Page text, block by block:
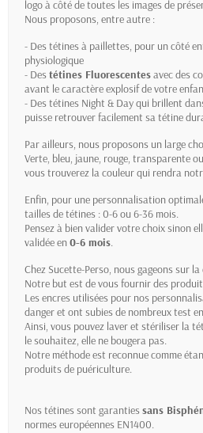
logo à côté de toutes les images de
Nous proposons, entre autre :
- Des tétines à paillettes, pour un côté
physiologique
- Destétines Fluorescentesavec des
avant le caractère explosif de votre
- Des tétines Night & Day qui brillent
puisse retrouver facilement sa tétine
Par ailleurs, nous proposons un large
Verte, bleu, jaune, rouge, transparente
vous trouverez la couleur qui rendra
Enfin, pour une personnalisation
tailles de tétines : 0-6 ou 6-36 mois.
Pensez à bien valider votre choix sinon
validée en0-6 mois.
Chez Sucette-Perso, nous gageons sur
Notre but est de vous fournir des
Les encres utilisées pour nos
danger et ont subies de nombreux test
Ainsi, vous pouvez laver et stériliser la
le souhaitez, elle ne bougera pas.
Notre méthode est reconnue comme
produits de puériculture.
Nos tétines sont garantiessans
normes européennes EN1400.